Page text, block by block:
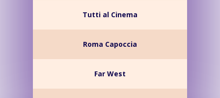
Tutti al Cinema
Roma Capoccia
Far West